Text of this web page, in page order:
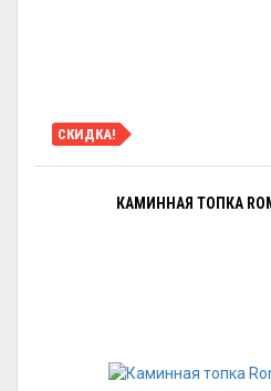
СКИДКА!
КАМИННАЯ ТОПКА